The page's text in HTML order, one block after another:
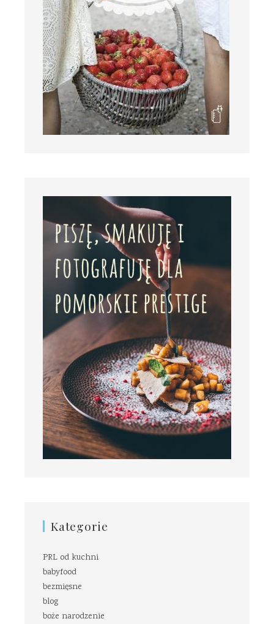
Kategorie
PRL od kuchni
babyfood
bezmięsne
blog
boże narodzenie